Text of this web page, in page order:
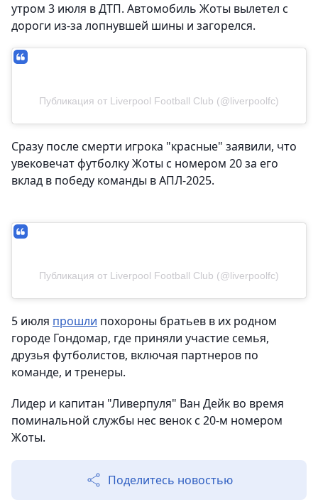
утром 3 июля в ДТП. Автомобиль Жоты вылетел с
дороги из-за лопнувшей шины и загорелся.
Публикация от Liverpool Football Club (@liverpoolfc)
Сразу после смерти игрока "красные" заявили, что
увековечат футболку Жоты с номером 20 за его
вклад в победу команды в АПЛ-2025.
Публикация от Liverpool Football Club (@liverpoolfc)
5 июля прошли похороны братьев в их родном
городе Гондомар, где приняли участие семья,
друзья футболистов, включая партнеров по
команде, и тренеры.
Лидер и капитан "Ливерпуля" Ван Дейк во время
поминальной службы нес венок с 20-м номером
Жоты.
Поделитесь новостью